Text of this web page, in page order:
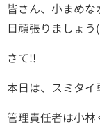
皆さん、小まめ
日頑張りましょ
さて!!
本日は、スミタ
管理責任者は小